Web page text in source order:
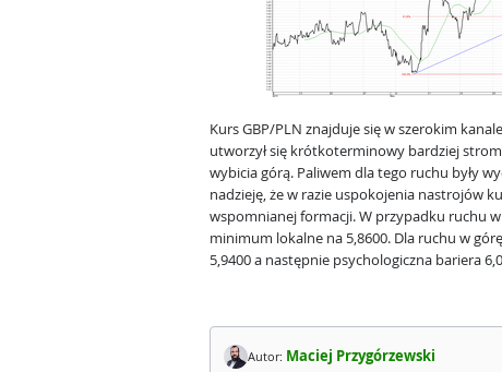
Kurs GBP/PLN znajduje się w szerokim
utworzył się krótkoterminowy bardziej
wybicia górą. Paliwem dla tego ruchu były
nadzieję, że w razie uspokojenia nastrojów
wspomnianej formacji. W przypadku ruchu
minimum lokalne na 5,8600. Dla ruchu w
5,9400 a następnie psychologiczna bariera
Autor: Maciej Przygórzewski